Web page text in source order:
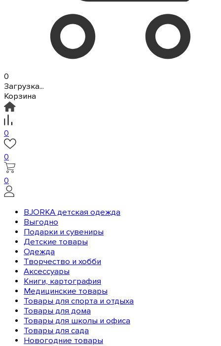
0
Загрузка...
Корзина
0
0
0
BJORKA детская одежда
Выгодно
Подарки и сувениры
Детские товары
Одежда
Творчество и хобби
Аксессуары
Книги, картография
Медицинские товары
Товары для спорта и отдыха
Товары для дома
Товары для школы и офиса
Товары для сада
Новогодние товары